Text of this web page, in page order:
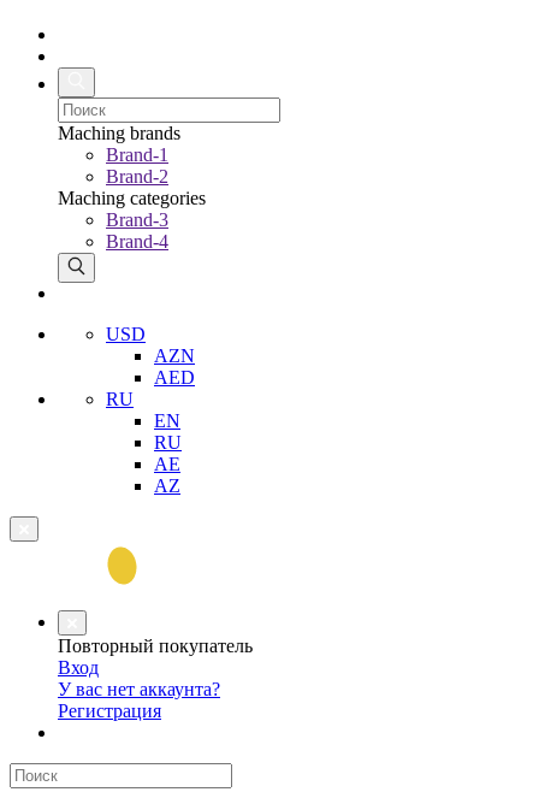
Maching brands
Brand-1
Brand-2
Maching categories
Brand-3
Brand-4
USD
AZN
AED
RU
EN
RU
AE
AZ
Повторный покупатель
Вход
У вас нет аккаунта?
Регистрация